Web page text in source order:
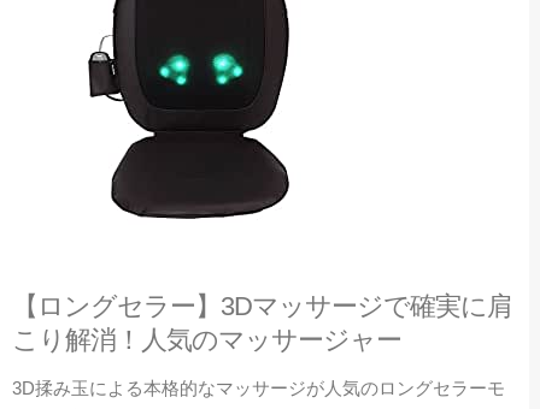
【ロングセラー】3Dマッサージで確実に肩
こり解消！人気のマッサージャー
3D揉み玉による本格的なマッサージが人気のロングセラーモ